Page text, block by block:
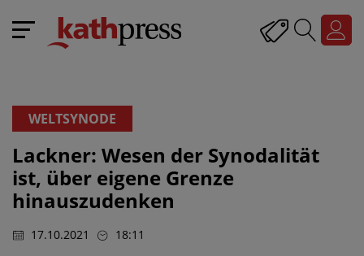
WELTSYNODE
Lackner: Wesen der Synodalität
ist, über eigene Grenze
hinauszudenken
17.10.2021 18:11